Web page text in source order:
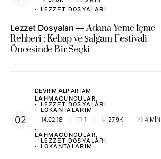
LEZZET DOSYALARI
Lezzet Dosyaları
Adana Yeme İçme
Rehberi : Kebap ve Şalgam Festivali
Öncesinde Bir Seçki
DEVRIM ALP ARTAM
LAHMACUNCULAR
LEZZET DOSYALARI
LOKANTALARIM
14.02.18
1 27,9K 4 MIN
LAHMACUNCULAR
LEZZET DOSYALARI
LOKANTALARIM